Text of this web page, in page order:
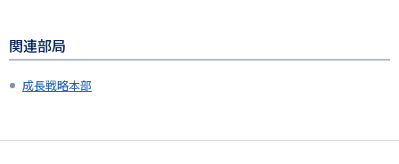
関連部局
成長戦略本部